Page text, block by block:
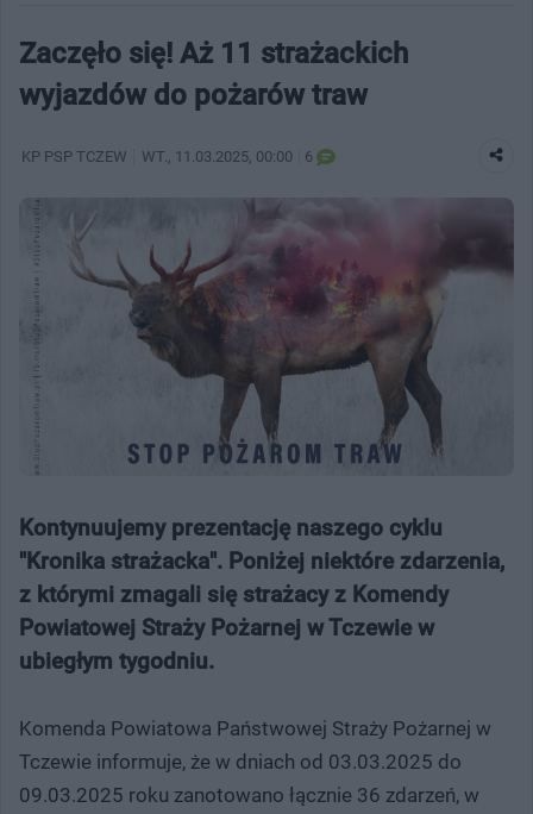
Zaczęło się! Aż 11 strażackich
wyjazdów do pożarów traw
KP PSP TCZEW WT. , 11.03.2025, 00:00 6
Kontynuujemy prezentację naszego cyklu
"Kronika strażacka". Poniżej niektóre zdarzenia,
z którymi zmagali się strażacy z Komendy
Powiatowej Straży Pożarnej w Tczewie w
ubiegłym tygodniu.
Komenda Powiatowa Państwowej Straży Pożarnej w
Tczewie informuje, że w dniach od 03.03.2025 do
09.03.2025 roku zanotowano łącznie 36 zdarzeń, w